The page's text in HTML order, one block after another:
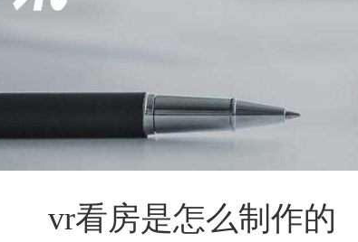
vr看房是怎么制作的